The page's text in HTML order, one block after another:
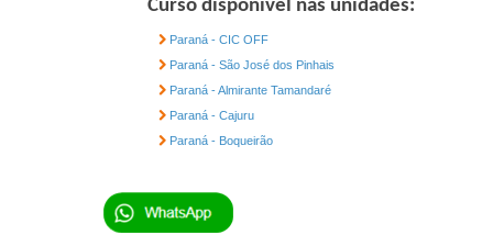
Curso disponível nas unidades:
Paraná - CIC OFF
Paraná - São José dos Pinhais
Paraná - Almirante Tamandaré
Paraná - Cajuru
Paraná - Boqueirão